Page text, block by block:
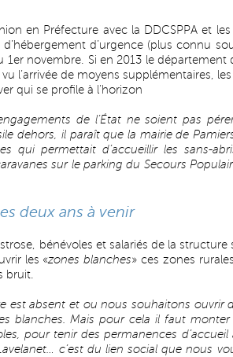
en Préfecture avec la DDCSPPA et les
d’urgence (plus connu
novembre. Si en 2013 le département
l’arrivée de moyens supplémentaires,
qui se profile à l’horizon
de l’État ne soient pas
dehors, il paraît que la mairie de
qui permettait d’accueillir les sans-
sur le parking du Secours
deux ans à venir
bénévoles et salariés de la structure
les «zones blanches» ces zones
bruit.
est absent et ou nous souhaitons ouvrir
blanches. Mais pour cela il faut monter
pour tenir des permanences d’accueil
c’est du lien social que nous